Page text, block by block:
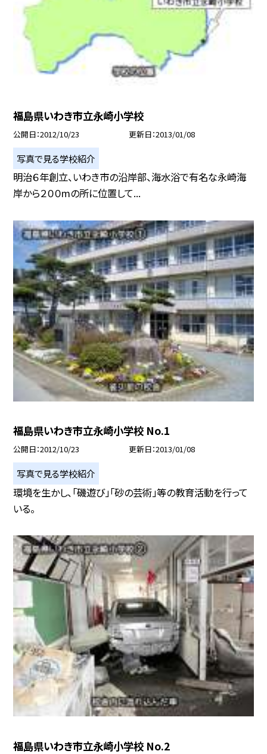
福島県いわき市立永崎小学校
公開日 2012/10/23 更新日 2013/01/08
写真で見る学校紹介
明治６年創立、いわき市の沿岸部、海水浴で有名な永崎海
岸から２００mの所に位置して...
福島県いわき市立永崎小学校 No.1
公開日 2012/10/23 更新日 2013/01/08
写真で見る学校紹介
環境を生かし、「磯遊び」「砂の芸術」等の教育活動を行って
いる。
福島県いわき市立永崎小学校 No.2